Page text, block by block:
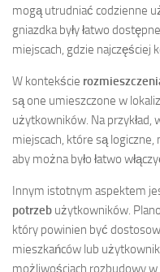
mogą utrudniać codzienne
gniazdka były łatwo
miejscach, gdzie najczęściej
W kontekście
są one umieszczone w
użytkowników. Na przykład,
miejscach, które są
aby można było łatwo
Innym istotnym aspektem
potrzeb użytkowników.
który powinien być
mieszkańców lub
możliwościach rozbudowy w